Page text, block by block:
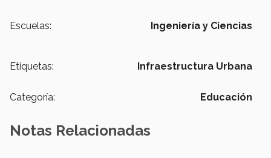
Escuelas: Ingeniería y Ciencias
Etiquetas: Infraestructura Urbana
Categoría: Educación
Notas Relacionadas